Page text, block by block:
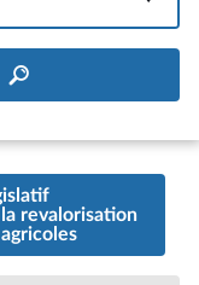
revalorisation